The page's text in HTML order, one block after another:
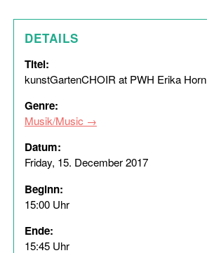
DETAILS
Titel:
kunstGartenCHOIR at PWH Erika Horn
Genre:
Musik/Music
Datum:
Friday, 15. December 2017
Beginn:
15:00 Uhr
Ende:
15:45 Uhr